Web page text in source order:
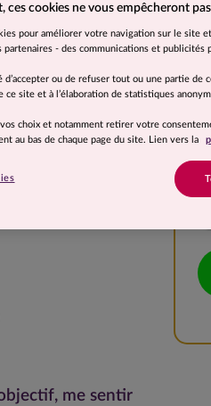
me sentir
ces cookies ne vous empêcheront
pour améliorer votre navigation sur le site
partenaires - des communications et publicités
d’accepter ou de refuser tout ou une partie de
ce site et à l’élaboration de statistiques
choix et notamment retirer votre
au bas de chaque page du site. Lien vers la